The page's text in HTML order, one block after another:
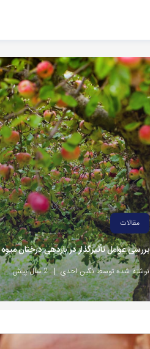
مقالات
بررسی عوامل تأثیرگذار در باردهی درختان میوه
نوشته شده توسط نگین احدی 2 سال پیش